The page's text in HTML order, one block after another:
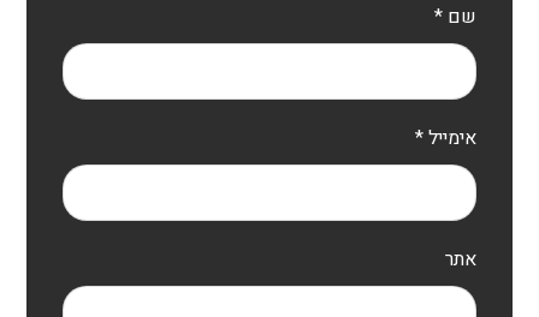
שם*
אימייל*
אתר